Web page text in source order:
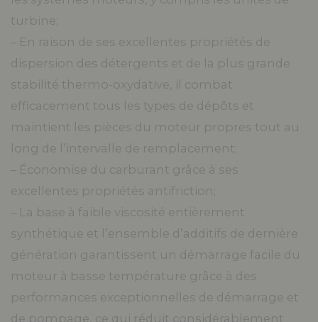
turbine;
– En raison de ses excellentes propriétés de
dispersion des détergents et de la plus grande
stabilité thermo-oxydative, il combat
efficacement tous les types de dépôts et
maintient les pièces du moteur propres tout au
long de l’intervalle de remplacement;
– Économise du carburant grâce à ses
excellentes propriétés antifriction;
– La base à faible viscosité entièrement
synthétique et l’ensemble d’additifs de dernière
génération garantissent un démarrage facile du
moteur à basse température grâce à des
performances exceptionnelles de démarrage et
de pompage, ce qui réduit considérablement